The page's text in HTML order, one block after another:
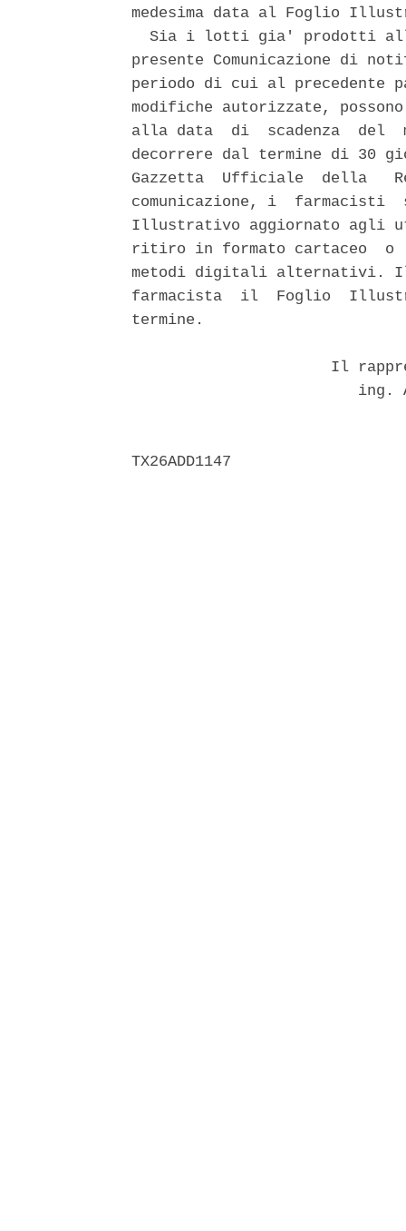
medesima data al Foglio
Sia i lotti gia' prodotti
presente Comunicazione di
periodo di cui al precedente
modifiche autorizzate,
alla data  di  scadenza  del
decorrere dal termine di 30
Gazzetta  Ufficiale  della
comunicazione, i  farmacisti
Illustrativo aggiornato agli
ritiro in formato cartaceo
metodi digitali alternativi.
farmacista  il  Foglio
termine.
Il